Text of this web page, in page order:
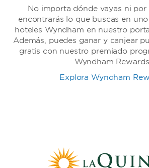
No importa dónde vayas ni por
encontrarás lo que buscas en
hoteles Wyndham en nuestro
Además, puedes ganar y canjear
gratis con nuestro premiado
Wyndham
Explora Wyndham